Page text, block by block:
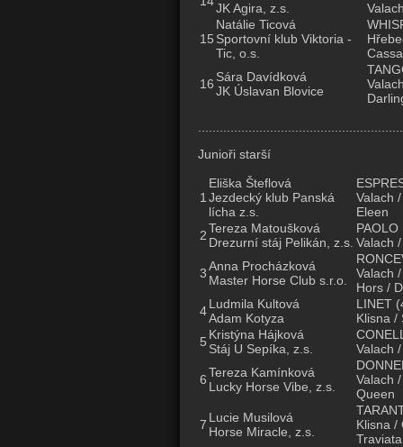
JK Agira, z.s.
15
Natálie Ticová
Sportovní klub Viktoria -
Tic, o.s.
16 Sára Davídková
JK Úslavan Blovice
Junioři starší
1
Eliška Šteflová
Jezdecký klub Panská
lícha z.s.
Valach
Eleen
2Tereza Matoušková
Drezurní stáj Pelikán, z.s.
PAOLO
Valach
3Anna Procházková
Master Horse Club s.r.o.
Valach
Hors /
4Ludmila Kultová
Adam Kotyza
LINET
Klisna /
5 Kristýna Hájková
Stáj U Sepíka, z.s.
Valach
6Tereza Kamínková
Lucky Horse Vibe, z.s.
Valach
Queen
7 Lucie Musilová
Horse Miracle, z.s.
Klisna /
Traviata